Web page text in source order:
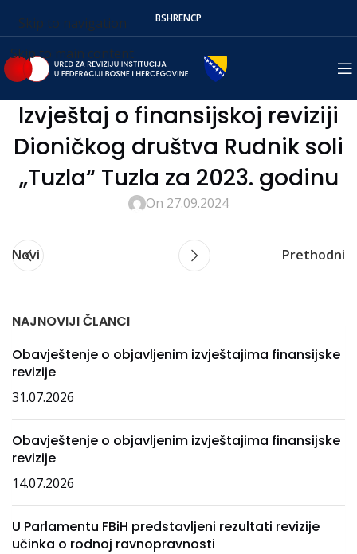
Skip to navigation
Skip to main content
BSHRENСР
Izvještaj o finansijskoj reviziji
Dioničkog društva Rudnik soli
„Tuzla“ Tuzla za 2023. godinu
On 27.09.2024
Novi Prethodni
NAJNOVIJI ČLANCI
Obavještenje o objavljenim izvještajima finansijske
revizije
31.07.2026
Obavještenje o objavljenim izvještajima finansijske
revizije
14.07.2026
U Parlamentu FBiH predstavljeni rezultati revizije
učinka o rodnoj ravnopravnosti